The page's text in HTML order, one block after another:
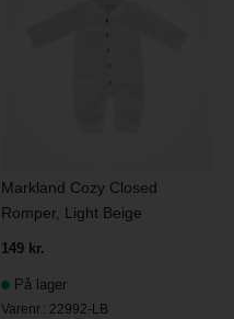
Markland Cozy Closed
Romper, Light Beige
149 kr.
På lager
Varenr.: 22992-LB